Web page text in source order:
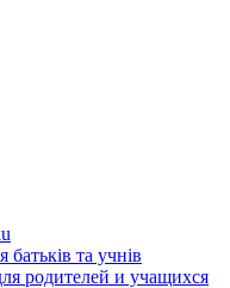
та учнів
родителей и учащихся